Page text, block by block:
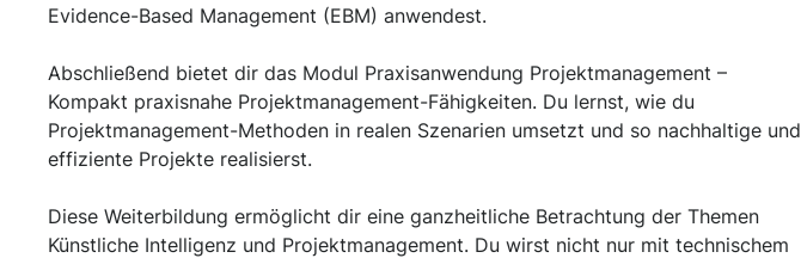
Evidence-Based Management (EBM) anwendest.
Abschließend bietet dir das Modul Praxisanwendung Projektmanagement –
Kompakt praxisnahe Projektmanagement-Fähigkeiten. Du lernst, wie du
Projektmanagement-Methoden in realen Szenarien umsetzt und so nachhaltige und
effiziente Projekte realisierst.
Diese Weiterbildung ermöglicht dir eine ganzheitliche Betrachtung der Themen
Künstliche Intelligenz und Projektmanagement. Du wirst nicht nur mit technischem